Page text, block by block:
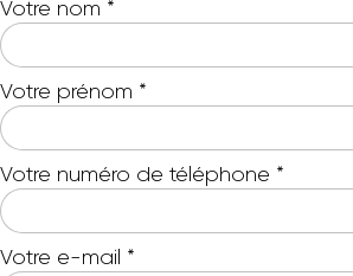
Votre nom *
Votre prénom *
Votre numéro de téléphone *
Votre e-mail *